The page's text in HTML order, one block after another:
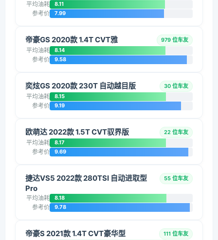
平均油耗 8.11
参考价 7.99
帝豪GS 2020款 1.4T CVT雅 979 位车友
平均油耗 8.14
参考价 9.58
奕炫GS 2020款 230T 自动越目版 30 位车友
平均油耗 8.15
参考价 9.19
欧萌达 2022款 1.5T CVT驭界版 22 位车友
平均油耗 8.17
参考价 9.69
捷达VS5 2022款 280TSI 自动进取型
Pro
55 位车友
平均油耗 8.18
参考价 9.78
帝豪S 2021款 1.4T CVT豪华型 111 位车友